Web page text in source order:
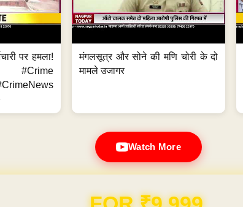
पर हमला!
#Crime
मंगलसूत्र और सोने की मणि चोरी के दो
मामले उजागर
Watch More